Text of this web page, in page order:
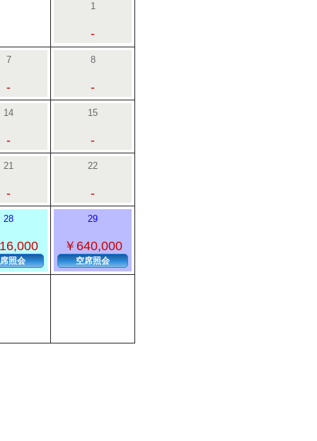
1
-
7
-
8
-
14
-
15
-
21
-
22
-
28
照会
29
￥640,000
空席照会